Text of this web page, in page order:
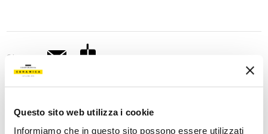
Questo sito web utilizza i cookie
Informiamo che in questo sito possono essere utilizzati
Share: